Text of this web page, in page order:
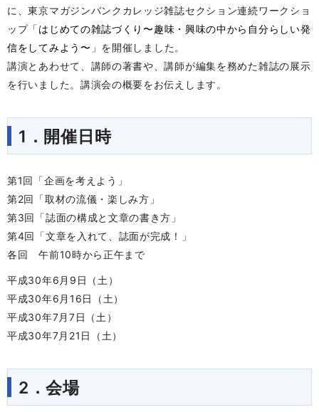
に、東京マガジンバンクカレッジ雑誌セクション連続ワークショ
ップ「はじめての雑誌づくり〜趣味・興味の中から自分らしい発
信をしてみよう〜 」を開催しました。
講演とあわせて、講師の著書や、講師が編集を務めた雑誌の展示
を行いました。講演会の概要をお伝えします。
1．開催日時
第1回「企画を考えよう」
第2回「取材の流儀・楽しみ方」
第3回「誌面の構成と文章の書き方」
第4回「文章を入れて、誌面が完成！」
各回 午前10時から正午まで
平成30年6月9日（土）
平成30年6月16日（土）
平成30年7月7日（土）
平成30年7月21日（土）
2．会場